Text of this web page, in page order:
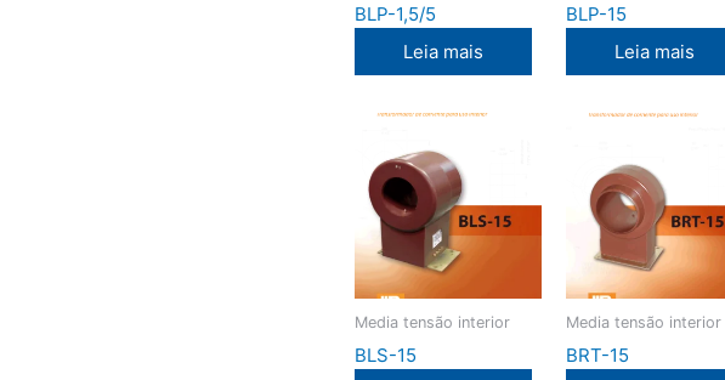
BLP-1,5/5
Leia mais
BLP-15
Leia mais
Media tensão interior
BLS-15
Media tensão interior
BRT-15